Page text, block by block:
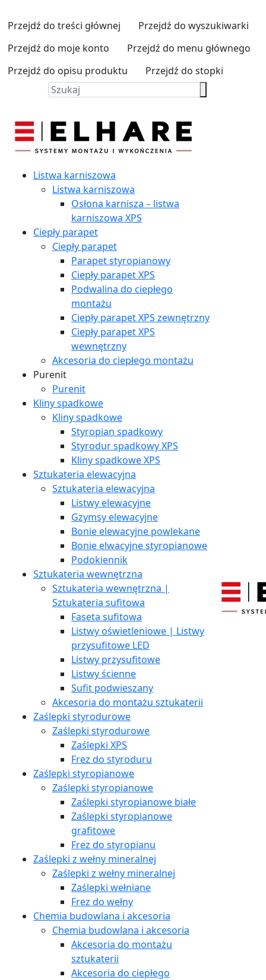
Przejdź do treści głównej
Przejdź do wyszukiwarki
Przejdź do moje konto
Przejdź do menu głównego
Przejdź do opisu produktu
Przejdź do stopki
Listwa karniszowa
Listwa karniszowa
Osłona karnisza – listwa
karniszowa XPS
Ciepły parapet
Ciepły parapet
Parapet styropianowy
Ciepły parapet XPS
Podwalina do ciepłego
montażu
Ciepły parapet XPS zewnętrzny
Ciepły parapet XPS
wewnętrzny
Akcesoria do ciepłego montażu
Purenit
Purenit
Kliny spadkowe
Kliny spadkowe
Styropian spadkowy
Styrodur spadkowy XPS
Kliny spadkowe XPS
Sztukateria elewacyjna
Sztukateria elewacyjna
Listwy elewacyjne
Gzymsy elewacyjne
Bonie elewacyjne powlekane
Bonie elwacyjne styropianowe
Podokiennik
Sztukateria wewnętrzna
Sztukateria wewnętrzna |
Sztukateria sufitowa
Faseta sufitowa
Listwy oświetleniowe | Listwy
przysufitowe LED
Listwy przysufitowe
Listwy ścienne
Sufit podwieszany
Akcesoria do montażu sztukaterii
Zaślepki styrodurowe
Zaślepki styrodurowe
Zaślepki XPS
Frez do styroduru
Zaślepki styropianowe
Zaślepki styropianowe
Zaślepki styropianowe białe
Zaślepki styropianowe
grafitowe
Frez do styropianu
Zaślepki z wełny mineralnej
Zaślepki z wełny mineralnej
Zaślepki wełniane
Frez do wełny
Chemia budowlana i akcesoria
Chemia budowlana i akcesoria
Akcesoria do montażu
sztukaterii
Akcesoria do ciepłego